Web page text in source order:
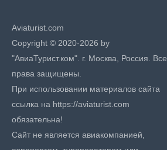
Aviaturist.com
Copyright © 2020-2026 by
"АвиаТурист.ком". г. Москва, Россия. Все
права защищены.
При использовании материалов сайта
ссылка на https://aviaturist.com
обязательна!
Сайт не является авиакомпанией,